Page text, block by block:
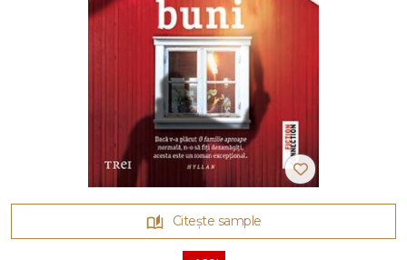
Citește sample